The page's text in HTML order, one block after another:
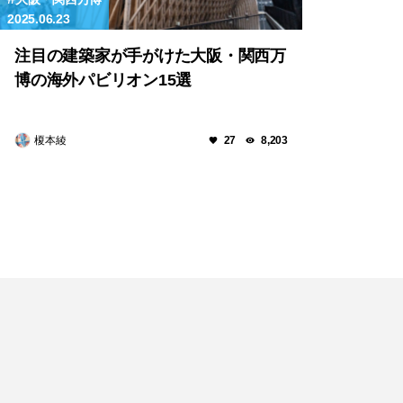
2025.06.23
注目の建築家が手がけた大阪・関西万
博の海外パビリオン15選
榎本綾 27 8,203